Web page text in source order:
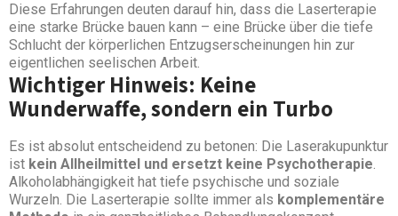
Diese Erfahrungen deuten darauf hin, dass die Laserterapie
eine starke Brücke bauen kann – eine Brücke über die tiefe
Schlucht der körperlichen Entzugserscheinungen hin zur
eigentlichen seelischen Arbeit.
Wichtiger Hinweis: Keine
Wunderwaffe, sondern ein Turbo
Es ist absolut entscheidend zu betonen: Die Laserakupunktur
ist kein Allheilmittel und ersetzt keine Psychotherapie.
Alkoholabhängigkeit hat tiefe psychische und soziale
Wurzeln. Die Laserterapie sollte immer als komplementäre